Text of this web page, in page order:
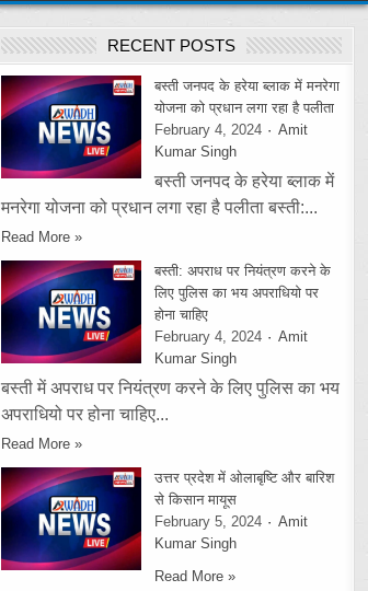
RECENT POSTS
बस्ती जनपद के हरेया ब्लाक में मनरेगा
योजना को प्रधान लगा रहा है पलीता
February 4, 2024
Amit
Kumar Singh
बस्ती जनपद के हरेया ब्लाक में
मनरेगा योजना को प्रधान लगा रहा है पलीता बस्ती:...
Read More »
बस्ती: अपराध पर नियंत्रण करने के
लिए पुलिस का भय अपराधियो पर
होना चाहिए
February 4, 2024
Amit
Kumar Singh
बस्ती में अपराध पर नियंत्रण करने के लिए पुलिस का भय
अपराधियो पर होना चाहिए...
Read More »
उत्तर प्रदेश में ओलाबृष्टि और बारिश
से किसान मायूस
February 5, 2024
Amit
Kumar Singh
Read More »